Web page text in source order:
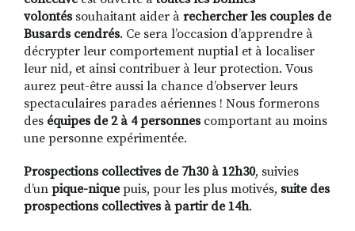
volontéssouhaitant aider à rechercher les couples de
Busards cendrés. Ce sera l’occasion d’apprendre à
décrypter leur comportement nuptial et à localiser
leur nid, et ainsi contribuer à leur protection. Vous
aurez peut-être aussi la chance d’observer leurs
spectaculaires parades aériennes ! Nous formerons
des équipes de 2 à 4 personnescomportant au moins
une personne expérimentée.
Prospections collectives de 7h30 à 12h30, suivies
d’un pique-niquepuis, pour les plus motivés, suite des
prospections collectives à partir de 14h.